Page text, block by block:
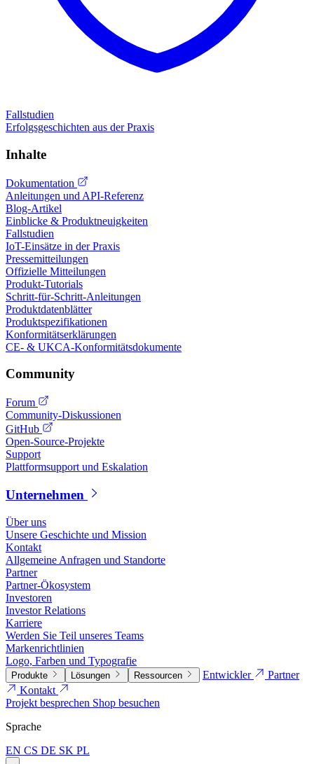
Fallstudien
Erfolgsgeschichten aus der Praxis
Inhalte
Dokumentation
Anleitungen und API-Referenz
Blog-Artikel
Einblicke & Produktneuigkeiten
Fallstudien
IoT-Einsätze in der Praxis
Pressemitteilungen
Offizielle Mitteilungen
Produkt-Tutorials
Schritt-für-Schritt-Anleitungen
Produktdatenblätter
Produktspezifikationen
Konformitätserklärungen
CE- & UKCA-Konformitätsdokumente
Community
Forum
Community-Diskussionen
GitHub
Open-Source-Projekte
Support
Plattformsupport und Eskalation
Unternehmen
Über uns
Unsere Geschichte und Mission
Kontakt
Allgemeine Anfragen und Standorte
Partner
Partner-Ökosystem
Investoren
Investor Relations
Karriere
Werden Sie Teil unseres Teams
Markenrichtlinien
Logo, Farben und Typografie
Produkte Lösungen Ressourcen Entwickler
Partner
Kontakt
Projekt besprechen Shop besuchen
Sprache
EN CS DE SK PL